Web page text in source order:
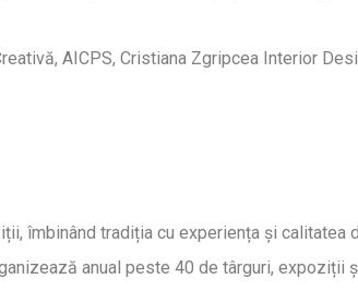
AICPS, Cristiana Zgripcea Interior
îmbinând tradiția cu experiența și calitatea
anual peste 40 de târguri, expoziții